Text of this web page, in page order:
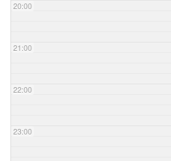
20:00
21:00
22:00
23:00